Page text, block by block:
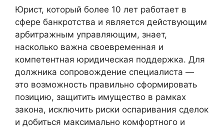
Юрист, который более 10 лет работает в
сфере банкротства и является действующим
арбитражным управляющим, знает,
насколько важна своевременная и
компетентная юридическая поддержка. Для
должника сопровождение специалиста —
это возможность правильно сформировать
позицию, защитить имущество в рамках
закона, исключить риски оспаривания сделок
и добиться максимально комфортного и